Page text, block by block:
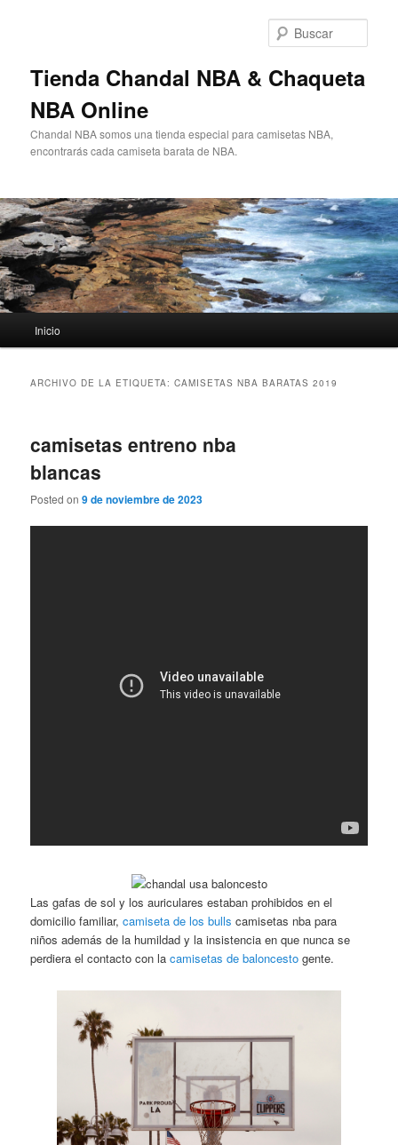
Tienda Chandal NBA & Chaqueta
NBA Online
Chandal NBA somos una tienda especial para camisetas NBA,
encontrarás cada camiseta barata de NBA.
principal
Inicio
ARCHIVO DE LA ETIQUETA:CAMISETAS NBA BARATAS 2019
camisetas entreno nba
blancas
Posted on9 de noviembre de 2023
Las gafas de sol y los auriculares estaban prohibidos en el
domicilio familiar,camiseta de los bulls camisetas nba para
niños además de la humildad y la insistencia en que nunca se
perdiera el contacto con lacamisetas de baloncesto gente.